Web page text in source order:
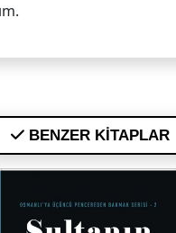
BENZER KİTAPLAR